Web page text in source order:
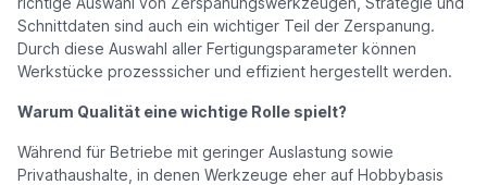
Schnittdaten sind auch ein wichtiger Teil der Zerspanung.
Durch diese Auswahl aller Fertigungsparameter können
Werkstücke prozesssicher und effizient hergestellt werden.
Warum Qualität eine wichtige Rolle spielt?
Während für Betriebe mit geringer Auslastung sowie
Privathaushalte, in denen Werkzeuge eher auf Hobbybasis